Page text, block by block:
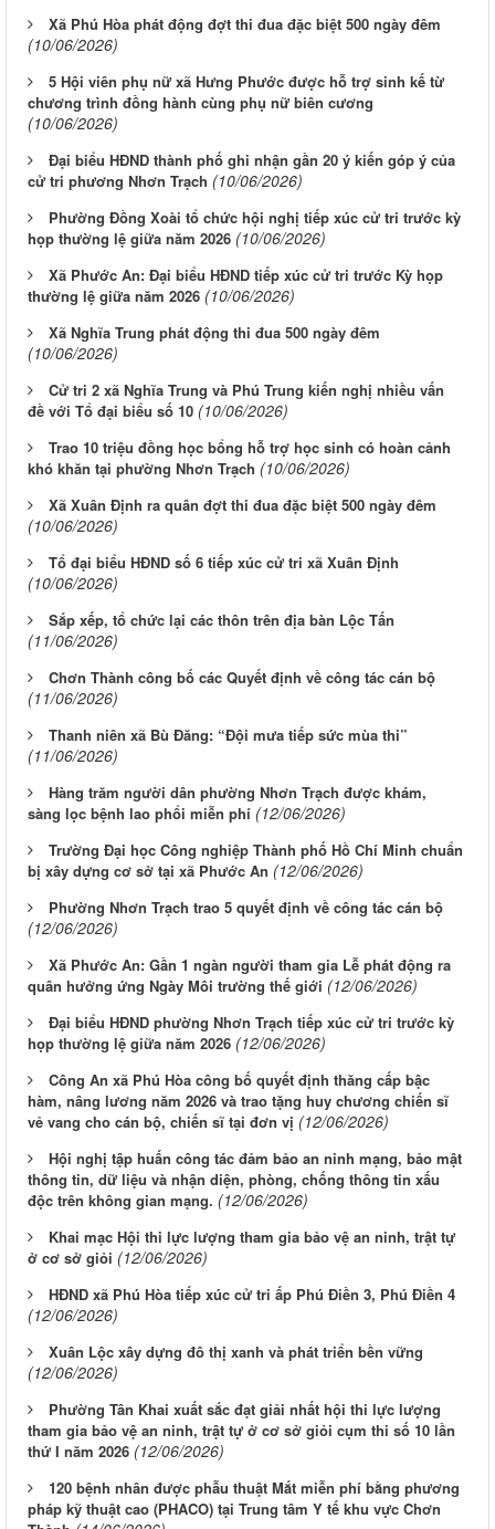
Xã Phú Hòa phát động đợt thi đua đặc biệt 500 ngày đêm
(10/06/2026)
5 Hội viên phụ nữ xã Hưng Phước được hỗ trợ sinh kế từ
chương trình đồng hành cùng phụ nữ biên cương
(10/06/2026)
Đại biểu HĐND thành phố ghi nhận gần 20 ý kiến góp ý của
cử tri phương Nhơn Trạch (10/06/2026)
Phường Đồng Xoài tổ chức hội nghị tiếp xúc cử tri trước kỳ
họp thường lệ giữa năm 2026 (10/06/2026)
Xã Phước An: Đại biểu HĐND tiếp xúc cử tri trước Kỳ họp
thường lệ giữa năm 2026 (10/06/2026)
Xã Nghĩa Trung phát động thi đua 500 ngày đêm
(10/06/2026)
Cử tri 2 xã Nghĩa Trung và Phú Trung kiến nghị nhiều vấn
đề với Tổ đại biểu số 10 (10/06/2026)
Trao 10 triệu đồng học bổng hỗ trợ học sinh có hoàn cảnh
khó khăn tại phường Nhơn Trạch (10/06/2026)
Xã Xuân Định ra quân đợt thi đua đặc biệt 500 ngày đêm
(10/06/2026)
Tổ đại biểu HĐND số 6 tiếp xúc cử tri xã Xuân Định
(10/06/2026)
Sắp xếp, tổ chức lại các thôn trên địa bàn Lộc Tấn
(11/06/2026)
Chơn Thành công bố các Quyết định về công tác cán bộ
(11/06/2026)
Thanh niên xã Bù Đăng: “Đội mưa tiếp sức mùa thi”
(11/06/2026)
Hàng trăm người dân phường Nhơn Trạch được khám,
sàng lọc bệnh lao phổi miễn phí (12/06/2026)
Trường Đại học Công nghiệp Thành phố Hồ Chí Minh chuẩn
bị xây dựng cơ sở tại xã Phước An (12/06/2026)
Phường Nhơn Trạch trao 5 quyết định về công tác cán bộ
(12/06/2026)
Xã Phước An: Gần 1 ngàn người tham gia Lễ phát động ra
quân hưởng ứng Ngày Môi trường thế giới (12/06/2026)
Đại biểu HĐND phường Nhơn Trạch tiếp xúc cử tri trước kỳ
họp thường lệ giữa năm 2026 (12/06/2026)
Công An xã Phú Hòa công bố quyết định thăng cấp bậc
hàm, nâng lương năm 2026 và trao tặng huy chương chiến sĩ
vẻ vang cho cán bộ, chiến sĩ tại đơn vị (12/06/2026)
Hội nghị tập huấn công tác đảm bảo an ninh mạng, bảo mật
thông tin, dữ liệu và nhận diện, phòng, chống thông tin xấu
độc trên không gian mạng. (12/06/2026)
Khai mạc Hội thi lực lượng tham gia bảo vệ an ninh, trật tự
ở cơ sở giỏi (12/06/2026)
HĐND xã Phú Hòa tiếp xúc cử tri ấp Phú Điền 3, Phú Điền 4
(12/06/2026)
Xuân Lộc xây dựng đô thị xanh và phát triển bền vững
(12/06/2026)
Phường Tân Khai xuất sắc đạt giải nhất hội thi lực lượng
tham gia bảo vệ an ninh, trật tự ở cơ sở giỏi cụm thi số 10 lần
thứ I năm 2026 (12/06/2026)
120 bệnh nhân được phẫu thuật Mắt miễn phí bằng phương
pháp kỹ thuật cao (PHACO) tại Trung tâm Y tế khu vực Chơn